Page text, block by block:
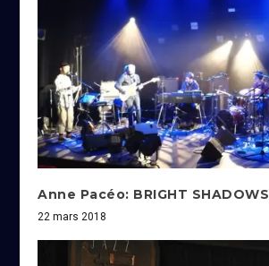
Anne Pacéo: BRIGHT SHADOWS
22 mars 2018